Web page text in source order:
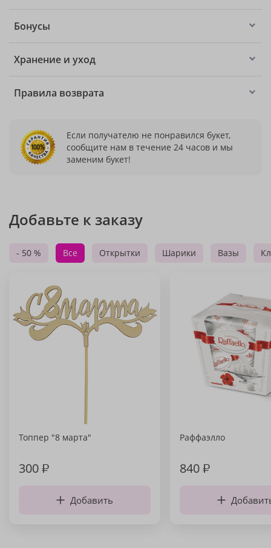
Бонусы
Хранение и уход
Правила возврата
Если получателю не понравился букет,
сообщите нам в течение 24 часов и мы
заменим букет!
Добавьте к заказу
- 50 % Все Открытки Шарики Вазы
Топпер "8 марта"
300₽
Добавить
Раффаэлло
840₽